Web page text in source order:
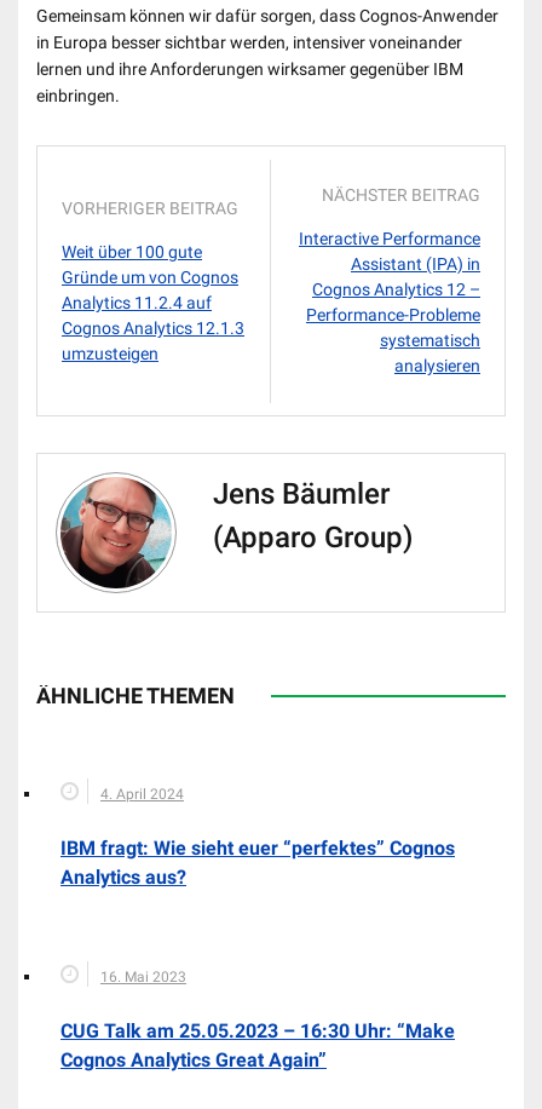
Gemeinsam können wir dafür sorgen, dass Cognos-Anwender
in Europa besser sichtbar werden, intensiver voneinander
lernen und ihre Anforderungen wirksamer gegenüber IBM
einbringen.
VORHERIGER BEITRAG
Weit über 100 gute
Gründe um von Cognos
Analytics 11.2.4 auf
Cognos Analytics 12.1.3
umzusteigen
NÄCHSTER BEITRAG
Interactive Performance
Assistant (IPA) in
Cognos Analytics 12 –
Performance-Probleme
systematisch
analysieren
Jens Bäumler
(Apparo Group)
ÄHNLICHE THEMEN
4. April 2024
IBM fragt: Wie sieht euer “perfektes” Cognos
Analytics aus?
16. Mai 2023
CUG Talk am 25.05.2023 – 16:30 Uhr: “Make
Cognos Analytics Great Again”